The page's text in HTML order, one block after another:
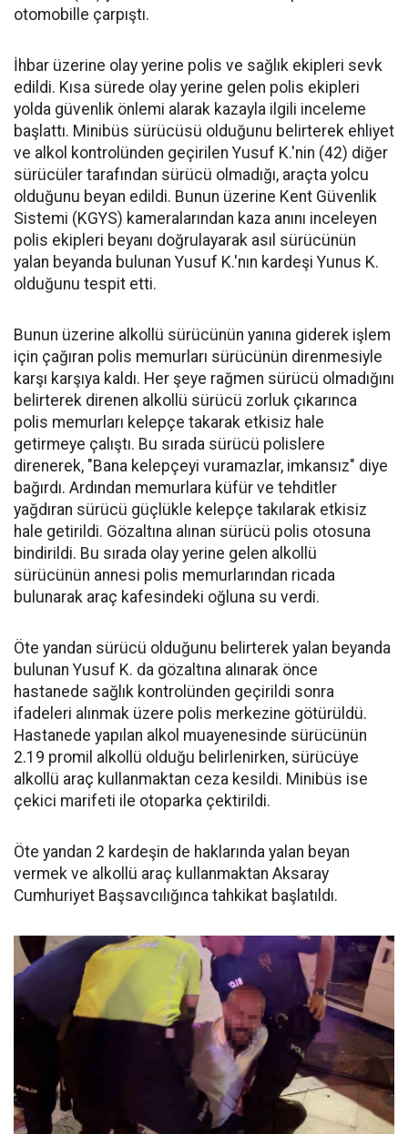
otomobille çarpıştı.
İhbar üzerine olay yerine polis ve sağlık ekipleri sevk
edildi. Kısa sürede olay yerine gelen polis ekipleri
yolda güvenlik önlemi alarak kazayla ilgili inceleme
başlattı. Minibüs sürücüsü olduğunu belirterek ehliyet
ve alkol kontrolünden geçirilen Yusuf K.'nin (42) diğer
sürücüler tarafından sürücü olmadığı, araçta yolcu
olduğunu beyan edildi. Bunun üzerine Kent Güvenlik
Sistemi (KGYS) kameralarından kaza anını inceleyen
polis ekipleri beyanı doğrulayarak asıl sürücünün
yalan beyanda bulunan Yusuf K.'nın kardeşi Yunus K.
olduğunu tespit etti.
Bunun üzerine alkollü sürücünün yanına giderek işlem
için çağıran polis memurları sürücünün direnmesiyle
karşı karşıya kaldı. Her şeye rağmen sürücü olmadığını
belirterek direnen alkollü sürücü zorluk çıkarınca
polis memurları kelepçe takarak etkisiz hale
getirmeye çalıştı. Bu sırada sürücü polislere
direnerek, "Bana kelepçeyi vuramazlar, imkansız" diye
bağırdı. Ardından memurlara küfür ve tehditler
yağdıran sürücü güçlükle kelepçe takılarak etkisiz
hale getirildi. Gözaltına alınan sürücü polis otosuna
bindirildi. Bu sırada olay yerine gelen alkollü
sürücünün annesi polis memurlarından ricada
bulunarak araç kafesindeki oğluna su verdi.
Öte yandan sürücü olduğunu belirterek yalan beyanda
bulunan Yusuf K. da gözaltına alınarak önce
hastanede sağlık kontrolünden geçirildi sonra
ifadeleri alınmak üzere polis merkezine götürüldü.
Hastanede yapılan alkol muayenesinde sürücünün
2.19 promil alkollü olduğu belirlenirken, sürücüye
alkollü araç kullanmaktan ceza kesildi. Minibüs ise
çekici marifeti ile otoparka çektirildi.
Öte yandan 2 kardeşin de haklarında yalan beyan
vermek ve alkollü araç kullanmaktan Aksaray
Cumhuriyet Başsavcılığınca tahkikat başlatıldı.